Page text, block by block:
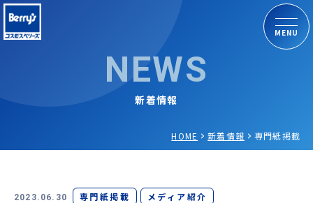
MENU
NEWS
新着情報
HOME 新着情報 専門紙掲載
2023.06.30 専門紙掲載 メディア紹介